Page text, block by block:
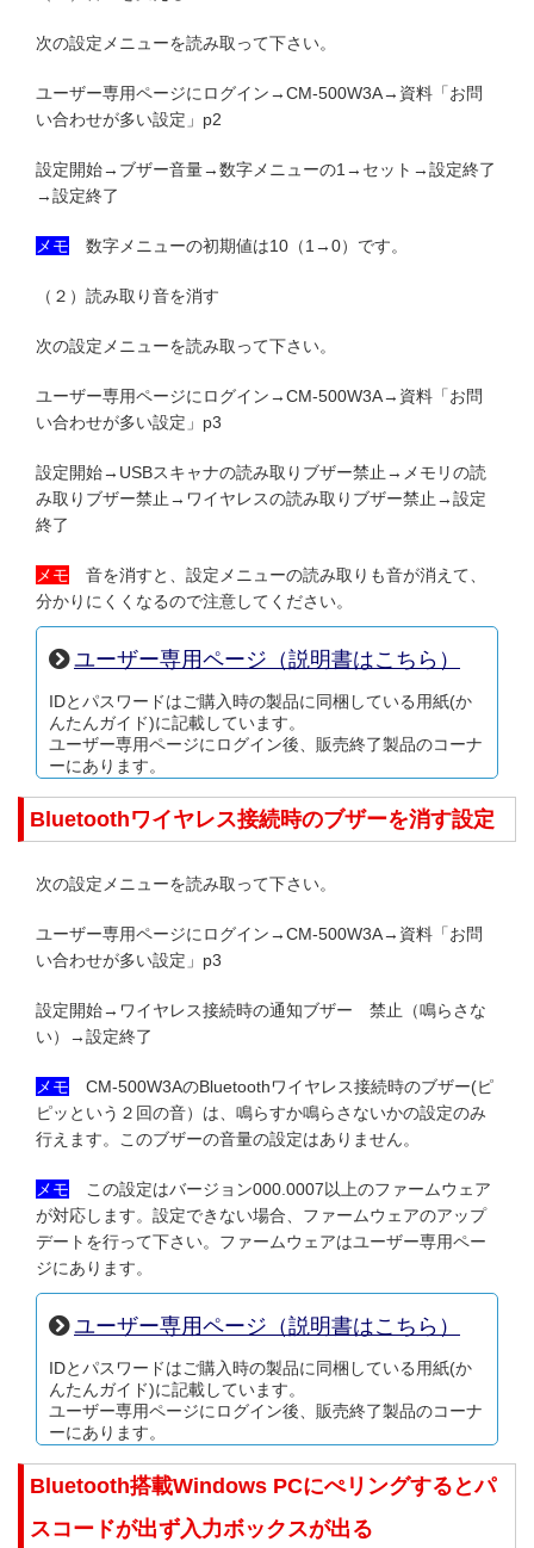
次の設定メニューを読み取って下さい。
ユーザー専用ページにログイン→CM-500W3A→資料「お問
い合わせが多い設定」p2
設定開始→ブザー音量→数字メニューの1→セット→設定終了
→設定終了
メモ 数字メニューの初期値は10（1→0）です。
（２）読み取り音を消す
次の設定メニューを読み取って下さい。
ユーザー専用ページにログイン→CM-500W3A→資料「お問
い合わせが多い設定」p3
設定開始→USBスキャナの読み取りブザー禁止→メモリの読
み取りブザー禁止→ワイヤレスの読み取りブザー禁止→設定
終了
メモ 音を消すと、設定メニューの読み取りも音が消えて、
分かりにくくなるので注意してください。
ユーザー専用ページ（説明書はこちら）
IDとパスワードはご購入時の製品に同梱している用紙(か
んたんガイド)に記載しています。
ユーザー専用ページにログイン後、販売終了製品のコーナ
ーにあります。
Bluetoothワイヤレス接続時のブザーを消す設定
次の設定メニューを読み取って下さい。
ユーザー専用ページにログイン→CM-500W3A→資料「お問
い合わせが多い設定」p3
設定開始→ワイヤレス接続時の通知ブザー 禁止（鳴らさな
い）→設定終了
メモ CM-500W3AのBluetoothワイヤレス接続時のブザー(ピ
ピッという２回の音）は、鳴らすか鳴らさないかの設定のみ
行えます。このブザーの音量の設定はありません。
メモ この設定はバージョン000.0007以上のファームウェア
が対応します。設定できない場合、ファームウェアのアップ
デートを行って下さい。ファームウェアはユーザー専用ペー
ジにあります。
ユーザー専用ページ（説明書はこちら）
IDとパスワードはご購入時の製品に同梱している用紙(か
んたんガイド)に記載しています。
ユーザー専用ページにログイン後、販売終了製品のコーナ
ーにあります。
Bluetooth搭載Windows PCにぺリングするとパ
スコードが出ず入力ボックスが出る